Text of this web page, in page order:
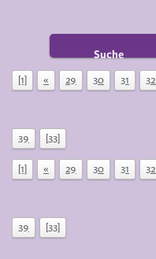
Suche
[1] « 29 30 31 32
39
[33]
[1] « 29 30 31 32
39
[33]